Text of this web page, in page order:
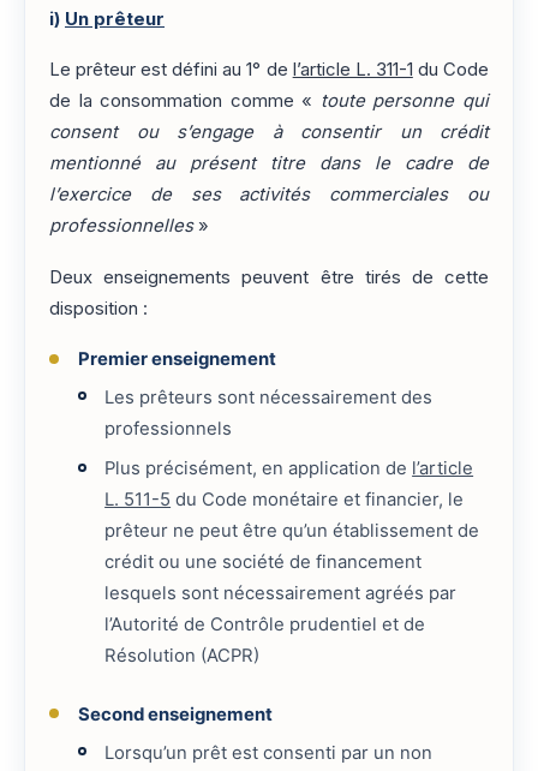
i) Un prêteur
Le prêteur est défini au 1° de l’article L. 311-1 du Code
de la consommation comme « toute personne qui
consent ou s’engage à consentir un crédit
mentionné au présent titre dans le cadre de
l’exercice de ses activités commerciales ou
professionnelles»
Deux enseignements peuvent être tirés de cette
disposition :
Premier enseignement
Les prêteurs sont nécessairement des
professionnels
Plus précisément, en application de l’article
L. 511-5 du Code monétaire et financier, le
prêteur ne peut être qu’un établissement de
crédit ou une société de financement
lesquels sont nécessairement agréés par
l’Autorité de Contrôle prudentiel et de
Résolution (ACPR)
Second enseignement
Lorsqu’un prêt est consenti par un non